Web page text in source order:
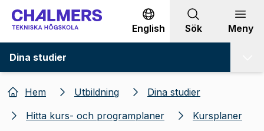
Gå till innehållet
English Sök Meny
Dina studier
Hem Utbildning
Dina studier
Hitta kurs- och programplaner
Kursplaner